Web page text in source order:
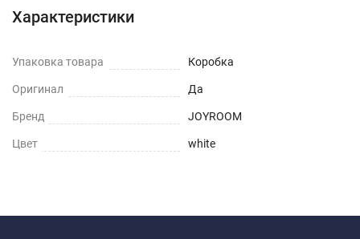
Характеристики
Упаковка товара Коробка
Оригинал Да
Бренд JOYROOM
Цвет white